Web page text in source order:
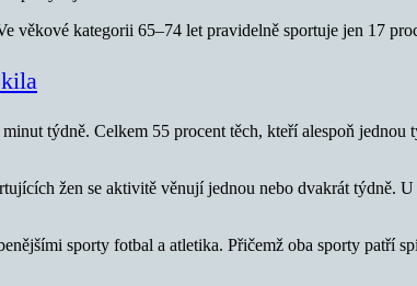
kategorii 65–74 let pravidelně sportuje jen 17
týdně. Celkem 55 procent těch, kteří alespoň
žen se aktivitě věnují jednou nebo dvakrát týdně.
sporty fotbal a atletika. Přičemž oba sporty patří